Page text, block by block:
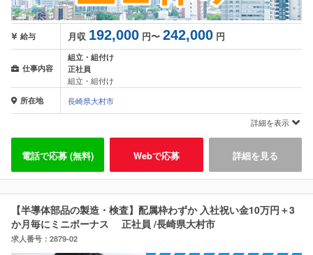
給与 月収 192,000 円〜 242,000 円
仕事内容
組立・組付け
正社員
組立・組付け
所在地
長崎県大村市
詳細を表示
電話で応募 (無料) Webで応募 詳細を見る
【半導体部品の製造・検査】配属枠わずか 入社祝い金10万円＋3
か月毎にミニボーナス 正社員 /長崎県大村市
求人番号：2879-02